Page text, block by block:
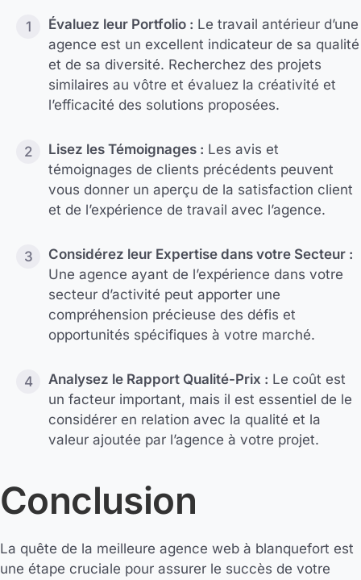
Évaluez leur Portfolio : Le travail antérieur d’une
agence est un excellent indicateur de sa qualité
et de sa diversité. Recherchez des projets
similaires au vôtre et évaluez la créativité et
l’efficacité des solutions proposées.
Lisez les Témoignages : Les avis et
témoignages de clients précédents peuvent
vous donner un aperçu de la satisfaction client
et de l’expérience de travail avec l’agence.
Considérez leur Expertise dans votre Secteur :
Une agence ayant de l’expérience dans votre
secteur d’activité peut apporter une
compréhension précieuse des défis et
opportunités spécifiques à votre marché.
Analysez le Rapport Qualité-Prix : Le coût est
un facteur important, mais il est essentiel de le
considérer en relation avec la qualité et la
valeur ajoutée par l’agence à votre projet.
Conclusion
La quête de la meilleure agence web à blanquefort est
une étape cruciale pour assurer le succès de votre